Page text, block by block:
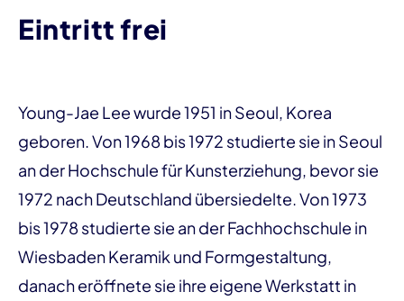
Eintritt frei
Young-Jae Lee wurde 1951 in Seoul, Korea
geboren. Von 1968 bis 1972 studierte sie in Seoul
an der Hochschule für Kunsterziehung, bevor sie
1972 nach Deutschland übersiedelte. Von 1973
bis 1978 studierte sie an der Fachhochschule in
Wiesbaden Keramik und Formgestaltung,
danach eröffnete sie ihre eigene Werkstatt in